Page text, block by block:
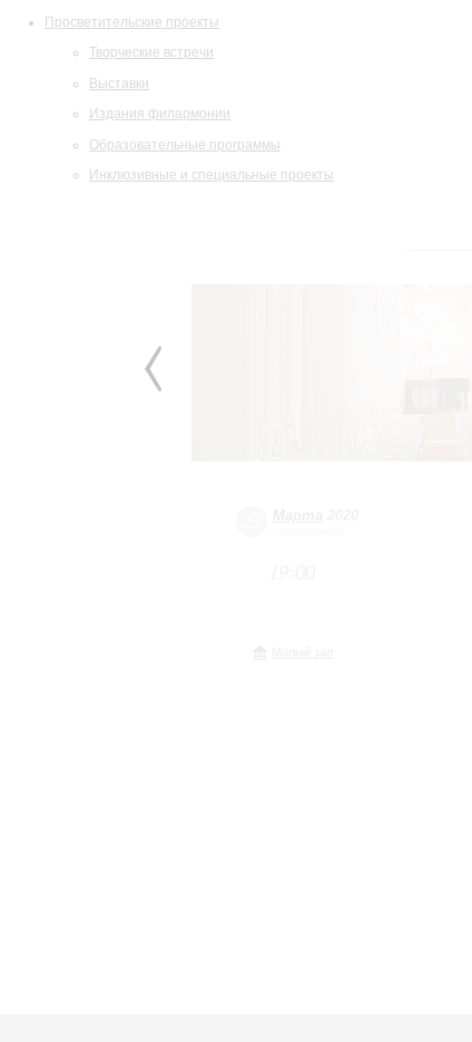
Просветительские проекты
Творческие встречи
Выставки
Издания филармонии
Образовательные программы
Инклюзивные и специальные проекты